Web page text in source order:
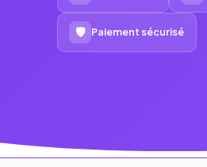
🛡 Paiement sécurisé